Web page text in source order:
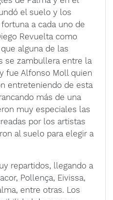
el suelo y los
a cada uno de
Revuelta como
alguna de las
se zambullera entre la
fue Alfonso Moll quien
entreteniendo de esta
más de una
muy especiales las
por los artistas
al suelo para elegir a
repartidos, llegando a
Pollença, Eivissa,
entre otras. Los